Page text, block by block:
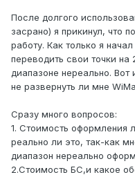
После долгого
засрано) я прикинул, что
работу. Как только я
переводить свои точки на
диапазоне нереально.
не развернуть ли мне
Сразу много вопросов:
1. Стоимость оформления
реально ли это, так-как
диапазон нереально
2.Стоимость БС,и какое